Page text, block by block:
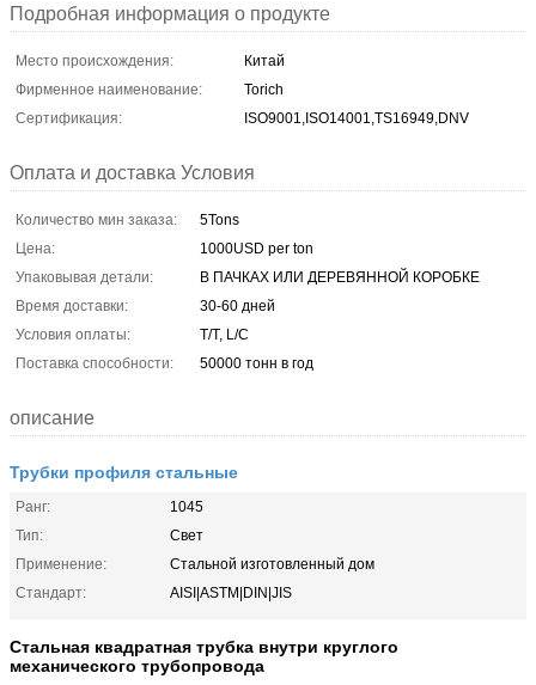
Подробная информация о продукте
Место происхождения:
Китай
Фирменное наименование:
Torich
Сертификация:
ISO9001,ISO14001,TS16949,DNV
Оплата и доставка Условия
Количество мин заказа:
5Tons
Цена:
1000USD per ton
Упаковывая детали:
В ПАЧКАХ ИЛИ ДЕРЕВЯННОЙ КОРОБКЕ
Время доставки:
30-60 дней
Условия оплаты:
T/T, L/C
Поставка способности:
50000 тонн в год
описание
Трубки профиля стальные
Ранг:
1045
Тип:
Свет
Применение:
Стальной изготовленный дом
Стандарт:
AISI|ASTM|DIN|JIS
Стальная квадратная трубка внутри круглого
механического трубопровода